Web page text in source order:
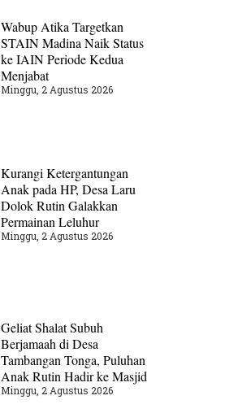
Wabup Atika Targetkan
STAIN Madina Naik Status
ke IAIN Periode Kedua
Menjabat
Minggu, 2 Agustus 2026
Kurangi Ketergantungan
Anak pada HP, Desa Laru
Dolok Rutin Galakkan
Permainan Leluhur
Minggu, 2 Agustus 2026
Geliat Shalat Subuh
Berjamaah di Desa
Tambangan Tonga, Puluhan
Anak Rutin Hadir ke Masjid
Minggu, 2 Agustus 2026